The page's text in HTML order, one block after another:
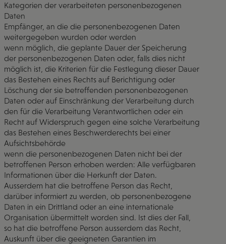
Kategorien der verarbeiteten personenbezogenen
Daten
Empfänger, an die die personenbezogenen Daten
weitergegeben wurden oder werden
wenn möglich, die geplante Dauer der Speicherung
der personenbezogenen Daten oder, falls dies nicht
möglich ist, die Kriterien für die Festlegung dieser Dauer
das Bestehen eines Rechts auf Berichtigung oder
Löschung der sie betreffenden personenbezogenen
Daten oder auf Einschränkung der Verarbeitung durch
den für die Verarbeitung Verantwortlichen oder ein
Recht auf Widerspruch gegen eine solche Verarbeitung
das Bestehen eines Beschwerderechts bei einer
Aufsichtsbehörde
wenn die personenbezogenen Daten nicht bei der
betroffenen Person erhoben werden: Alle verfügbaren
Informationen über die Herkunft der Daten.
Ausserdem hat die betroffene Person das Recht,
darüber informiert zu werden, ob personenbezogene
Daten in ein Drittland oder an eine internationale
Organisation übermittelt worden sind. Ist dies der Fall,
so hat die betroffene Person ausserdem das Recht,
Auskunft über die geeigneten Garantien im